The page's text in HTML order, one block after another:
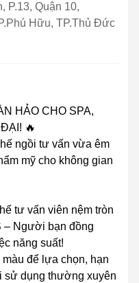
P.13, Quận 10,
Hữu, TP.Thủ Đức
HẢO CHO SPA,
🔥
ngồi tư vấn vừa êm
mỹ cho không gian
tư vấn viên nệm tròn
– Người bạn đồng
năng suất!
để lựa chọn, hạn
sử dụng thường xuyên